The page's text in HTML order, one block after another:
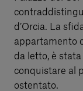
d’Orcia. La
appartamento
da letto, è
conquistare al
ostentato.